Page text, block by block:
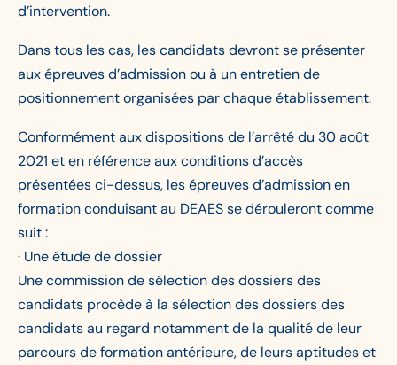
d’intervention.
Dans tous les cas, les candidats devront se présenter
aux épreuves d’admission ou à un entretien de
positionnement organisées par chaque établissement.
Conformément aux dispositions de l’arrêté du 30 août
2021 et en référence aux conditions d’accès
présentées ci-dessus, les épreuves d’admission en
formation conduisant au DEAES se dérouleront comme
suit :
· Une étude de dossier
Une commission de sélection des dossiers des
candidats procède à la sélection des dossiers des
candidats au regard notamment de la qualité de leur
parcours de formation antérieure, de leurs aptitudes et